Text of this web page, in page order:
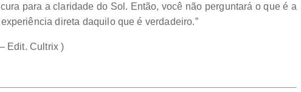
para a claridade do Sol. Então, você não perguntará o que é a
direta daquilo que é verdadeiro.”
Edit. Cultrix )